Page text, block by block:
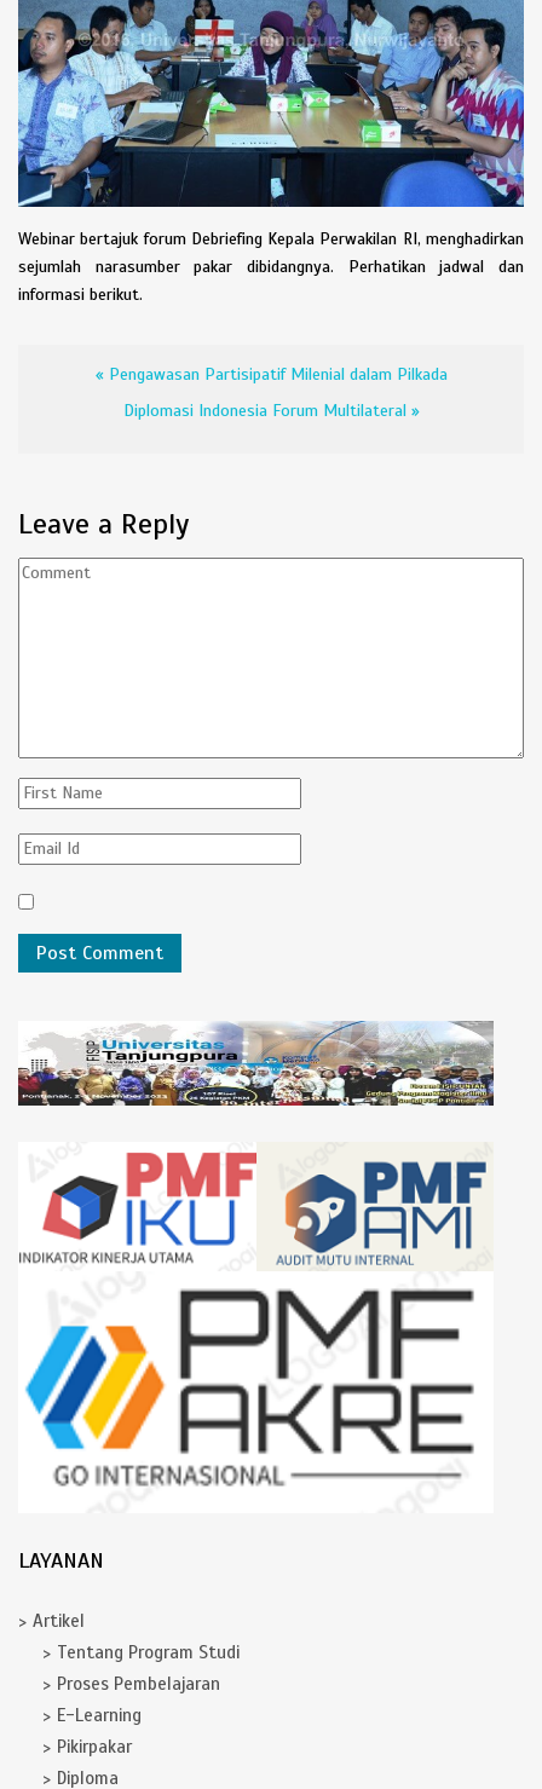
Webinar bertajuk forum Debriefing Kepala Perwakilan RI, menghadirkan
sejumlah narasumber pakar dibidangnya. Perhatikan jadwal dan
informasi berikut.
« Pengawasan Partisipatif Milenial dalam Pilkada
Diplomasi Indonesia Forum Multilateral»
Leave a Reply
LAYANAN
Artikel
Tentang Program Studi
Proses Pembelajaran
E-Learning
Pikirpakar
Diploma